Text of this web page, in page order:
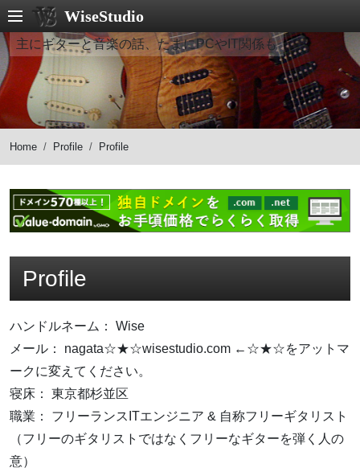
WiseStudio
主にギターと音楽の話、たまにPCやIT関係も
Home Profile Profile
Profile
ハンドルネーム： Wise
メール： nagata☆★☆wisestudio.com ←☆★☆をアットマ
ークに変えてください。
寝床： 東京都杉並区
職業： フリーランスITエンジニア & 自称フリーギタリスト
（フリーのギタリストではなくフリーなギターを弾く人の
意）